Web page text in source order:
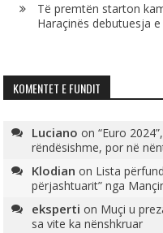
Të premtën starton
Haraçinës debutuesja
KOMENTET E FUNDIT
Luciano on“Euro
rëndësishme, por në
Klodian on Lista
përjashtuarit” nga
eksperti on Muçi u
sa vite ka nënshkruar